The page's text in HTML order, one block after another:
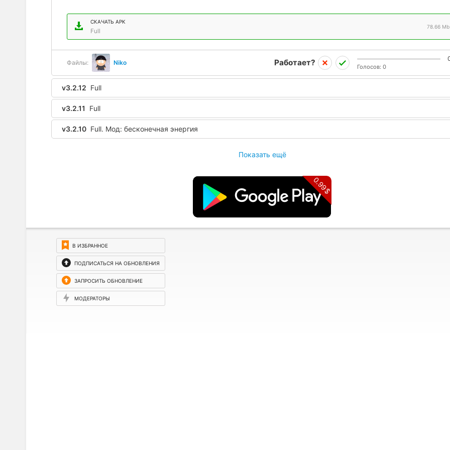
СКАЧАТЬ APK
Full
78.66 Mb
Файлы: Niko Работает? Голосов: 0
v3.2.12 Full
v3.2.11 Full
v3.2.10 Full. Мод: бесконечная энергия
Показать ещё
0.99$
В ИЗБРАННОЕ
ПОДПИСАТЬСЯ НА ОБНОВЛЕНИЯ
ЗАПРОСИТЬ ОБНОВЛЕНИЕ
МОДЕРАТОРЫ